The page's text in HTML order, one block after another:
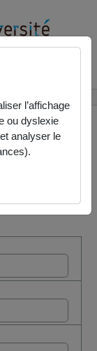
l’affichage
ou dyslexie
analyser le